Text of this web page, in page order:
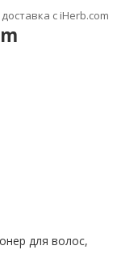
с iHerb.com